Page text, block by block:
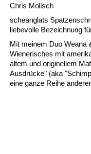
Chris Molisch
scheanglats
liebevolle Bezeichnung
Mit meinem Duo Weana
Wienerisches mit
altem und originellem
Ausdrücke" (aka
eine ganze Reihe